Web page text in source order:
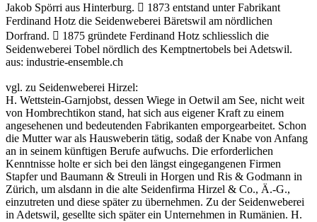
Jakob Spörri aus Hinterburg.  1873 entstand unter Fabrikant
Ferdinand Hotz die Seidenweberei Bäretswil am nördlichen
Dorfrand.  1875 gründete Ferdinand Hotz schliesslich die
Seidenweberei Tobel nördlich des Kemptnertobels bei Adetswil.
aus: industrie-ensemble.ch
vgl. zu Seidenweberei Hirzel:
H. Wettstein-Garnjobst, dessen Wiege in Oetwil am See, nicht weit
von Hombrechtikon stand, hat sich aus eigener Kraft zu einem
angesehenen und bedeutenden Fabrikanten emporgearbeitet. Schon
die Mutter war als Hausweberin tätig, sodaß der Knabe von Anfang
an in seinem künftigen Berufe aufwuchs. Die erforderlichen
Kenntnisse holte er sich bei den längst eingegangenen Firmen
Stapfer und Baumann & Streuli in Horgen und Ris & Godmann in
Zürich, um alsdann in die alte Seidenfirma Hirzel & Co., Ä.-G.,
einzutreten und diese später zu übernehmen. Zu der Seidenweberei
in Adetswil, gesellte sich später ein Unternehmen in Rumänien. H.